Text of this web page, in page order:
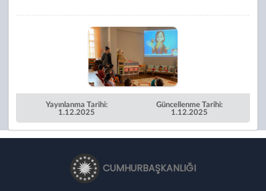
Yayınlanma Tarihi:
1.12.2025
Güncellenme Tarihi:
1.12.2025
CUMHURBAŞKANLIĞI